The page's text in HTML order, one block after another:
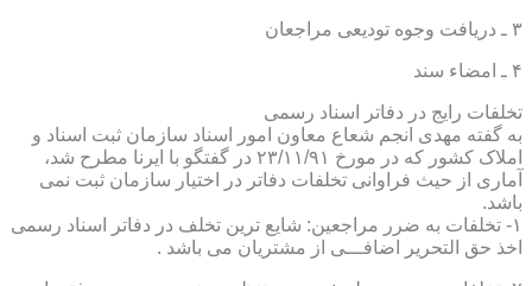
۳ ـ دریافت وجوه تودیعی مراجعان
۴ ـ امضاء سند
تخلفات رایج در دفاتر اسناد رسمی
به گفته مهدی انجم شعاع معاون امور اسناد سازمان ثبت اسناد و
املاک کشور که در مورخ ۲۳/۱۱/۹۱ در گفتگو با ایرنا مطرح شد،
آماری از حیث فراوانی تخلفات دفاتر در اختیار سازمان ثبت نمی
باشد.
۱- تخلفات به ضرر مراجعین: شایع ترین تخلف در دفاتر اسناد رسمی
اخذ حق التحریر اضافـــی از مشتریان می باشد .